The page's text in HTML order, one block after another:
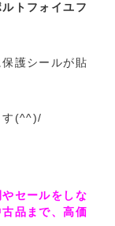
ルトフォイユフ
護シールが貼
す(^^)/
セールをしな
品まで、高価